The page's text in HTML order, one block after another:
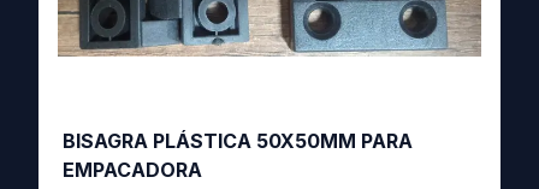
BISAGRA PLÁSTICA 50X50MM PARA
EMPACADORA